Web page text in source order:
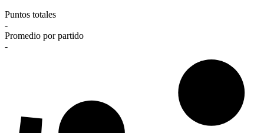
Puntos totales
-
Promedio por partido
-